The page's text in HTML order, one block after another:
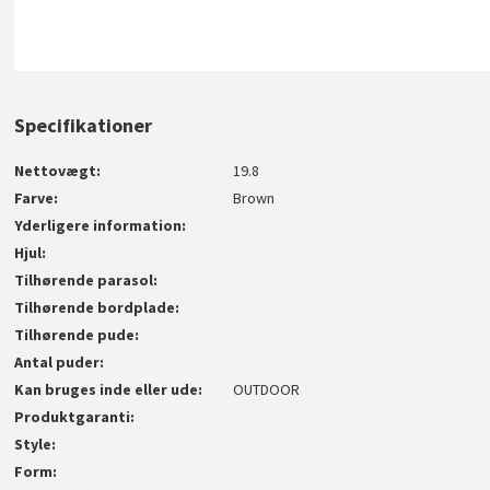
Specifikationer
Nettovægt
19.8
Farve
Brown
Yderligere information
Hjul
Tilhørende parasol
Tilhørende bordplade
Tilhørende pude
Antal puder
Kan bruges inde eller ude
OUTDOOR
Produktgaranti
Style
Form